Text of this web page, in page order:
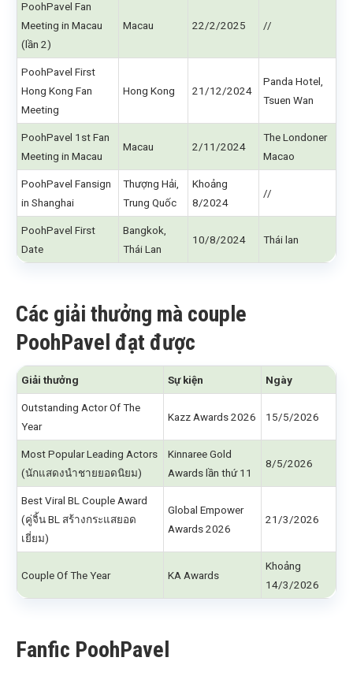
PoohPavel Fan
Meeting in Macau
(lần 2)
Macau 22/2/2025 //
PoohPavel First
Hong Kong Fan
Meeting
Hong Kong 21/12/2024
Panda Hotel,
Tsuen Wan
PoohPavel 1st Fan
Meeting in Macau
Macau 2/11/2024
The Londoner
Macao
PoohPavel Fansign
in Shanghai
Thượng Hải,
Trung Quốc
Khoảng
8/2024
//
PoohPavel First
Date
Bangkok,
Thái Lan
10/8/2024 Thái lan
Các giải thưởng mà couple
PoohPavel đạt được
Giải thưởng Sự kiện Ngày
Outstanding Actor Of The
Year
Kazz Awards 2026 15/5/2026
Most Popular Leading Actors
(นักแสดงนำชายยอดนิยม)
Kinnaree Gold
Awards lần thứ 11
8/5/2026
Best Viral BL Couple Award
(คู่จิ้น BL สร้างกระแสยอด
เยี่ยม)
Global Empower
Awards 2026
21/3/2026
Couple Of The Year KA Awards
Khoảng
14/3/2026
Fanfic PoohPavel